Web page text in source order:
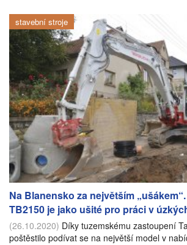
stavební stroje
Na Blanensko za největším
TB2150 je jako ušité pro práci v
(26.10.2020) Díky tuzemskému zastoupení
poštěstilo podívat se na největší model v